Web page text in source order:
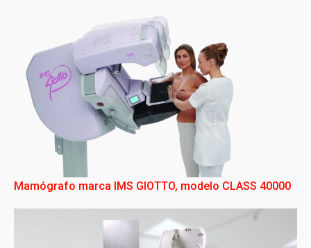
Mamógrafo marca IMS GIOTTO, modelo CLASS 40000